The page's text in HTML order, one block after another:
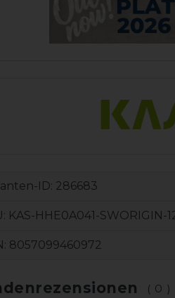
ID: 286683
KAS-HHE0A041-SWORIGIN-
8057099460972
(0)